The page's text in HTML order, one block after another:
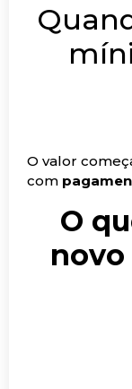
O valor
com
O